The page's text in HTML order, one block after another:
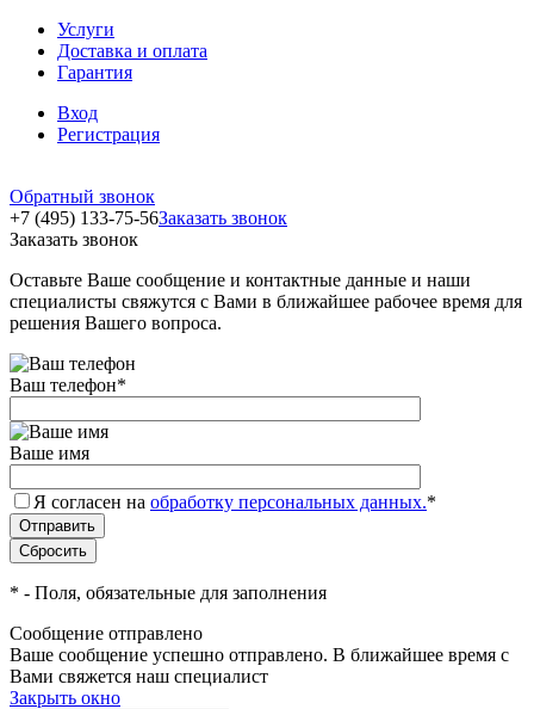
Услуги
Доставка и оплата
Гарантия
Вход
Регистрация
Обратный звонок
+7 (495) 133-75-56Заказать звонок
Заказать звонок
Оставьте Ваше сообщение и контактные данные и наши
специалисты свяжутся с Вами в ближайшее рабочее время для
решения Вашего вопроса.
Ваш телефон*
Ваше имя
Я согласен на обработку персональных данных.*
* - Поля, обязательные для заполнения
Сообщение отправлено
Ваше сообщение успешно отправлено. В ближайшее время с
Вами свяжется наш специалист
Закрыть окно